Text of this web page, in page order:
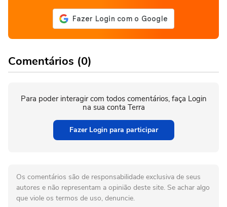
Comentários (0)
Para poder interagir com todos comentários, faça Login
na sua conta Terra
Fazer Login para participar
Os comentários são de responsabilidade exclusiva de seus
autores e não representam a opinião deste site. Se achar algo
que viole os termos de uso, denuncie.